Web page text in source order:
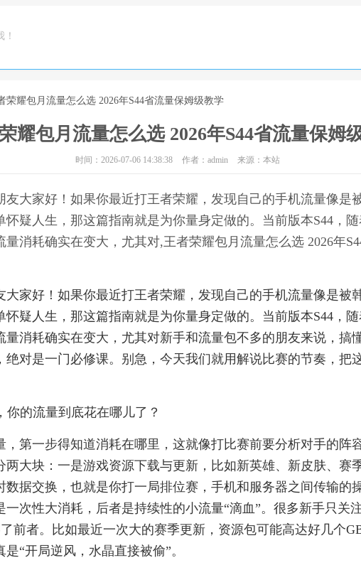
荣耀包月流量怎么选 2026年S44省流量保姆级教学
耀包月流量怎么选 2026年S44省流量保姆
时间：2026-07-06 14:38:38 作者：admin 来源：本站
友大家好！如果你最近打王者荣耀，发现自己的手机流量像是
怀疑人生，那这篇指南就是为你量身定做的。当前版本S44，
量消耗确实在变大，尤其对,王者荣耀包月流量怎么选 2026年
大家好！如果你最近打王者荣耀，发现自己的手机流量像是被
怀疑人生，那这篇指南就是为你量身定做的。当前版本S44，
量消耗确实在变大，尤其对新手和流量包不多的朋友来说，搞
绝对是一门必修课。别急，今天我们就用解说比赛的节奏，把
你的流量到底花在哪儿了？
，第一步得知道消耗在哪里，这就像打比赛前要分析对手的阵
两大块：一是游戏资源下载与更新，比如新英雄、新皮肤、赛
数据交换，也就是你打一局排位赛，手机和服务器之间传输的
一次性大消耗，后者是持续性的小流量“滴血”。很多新手只关
前者。比如最近一次大的赛季更新，资源包可能高达好几个
“开局逆风，水晶直接被偷”。